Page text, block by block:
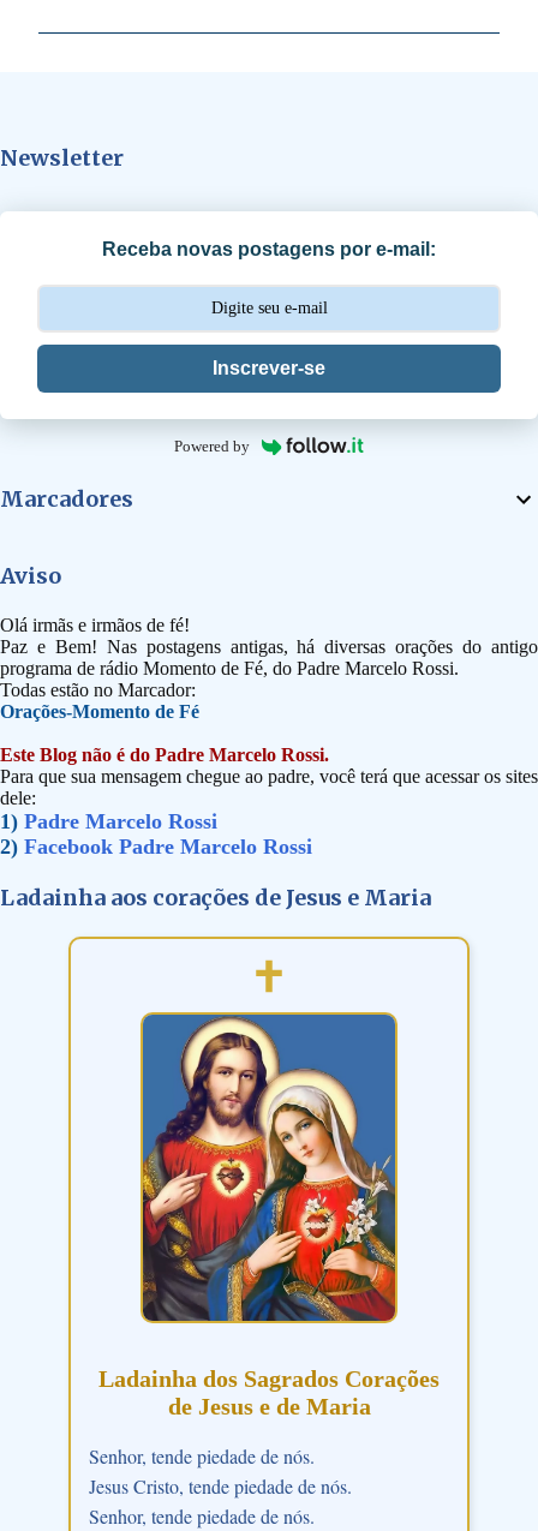
á
s
Newsletter
Receba novas postagens por e-mail:
Inscrever-se
Powered by
Marcadores
Aviso
Olá irmãs e irmãos de fé!
Paz e Bem! Nas postagens antigas, há diversas orações do antigo
programa de rádio Momento de Fé, do Padre Marcelo Rossi.
Todas estão no Marcador:
Orações-Momento de Fé
Este Blog não é do Padre Marcelo Rossi.
Para que sua mensagem chegue ao padre, você terá que acessar os sites
dele:
1) Padre Marcelo Rossi
2) Facebook Padre Marcelo Rossi
Ladainha aos corações de Jesus e Maria
Ladainha dos Sagrados Corações
de Jesus e de Maria
Senhor, tende piedade de nós.
Jesus Cristo, tende piedade de nós.
Senhor, tende piedade de nós.